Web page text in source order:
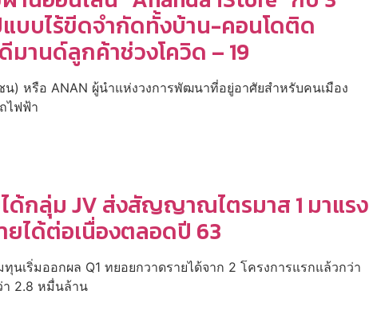
แบบไร้ขีดจำกัดทั้งบ้าน-คอนโดติด
านด์ลูกค้าช่วงโควิด – 19
) หรือ ANAN ผู้นำแห่งวงการพัฒนาที่อยู่อาศัยสำหรับคนเมือง
ไฟฟ้า
ได้กลุ่ม JV ส่งสัญญาณไตรมาส 1 มาแรง
ได้ต่อเนื่องตลอดปี 63
นเริ่มออกผล Q1 ทยอยกวาดรายได้จาก 2 โครงการแรกแล้วกว่า
า 2.8 หมื่นล้าน